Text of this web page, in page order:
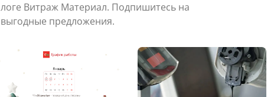
Витраж Материал. Подпишитесь на
предложения.